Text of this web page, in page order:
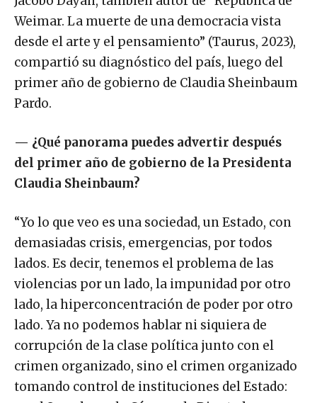
Weimar. La muerte de una democracia vista
desde el arte y el pensamiento” (Taurus, 2023),
compartió su diagnóstico del país, luego del
primer año de gobierno de Claudia Sheinbaum
Pardo.
— ¿Qué panorama puedes advertir después
del primer año de gobierno de la Presidenta
Claudia Sheinbaum?
“Yo lo que veo es una sociedad, un Estado, con
demasiadas crisis, emergencias, por todos
lados. Es decir, tenemos el problema de las
violencias por un lado, la impunidad por otro
lado, la hiperconcentración de poder por otro
lado. Ya no podemos hablar ni siquiera de
corrupción de la clase política junto con el
crimen organizado, sino el crimen organizado
tomando control de instituciones del Estado: